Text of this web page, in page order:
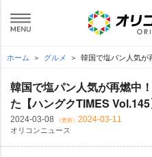
ホーム グルメ 韓国で塩パン人気が
韓国で塩パン人気が再燃中
た【ハングクTIMES Vol.145
2024-03-08 （更新） 2024-03-11
オリコンニュース